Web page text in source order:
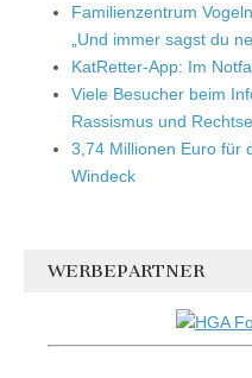
Familienzentrum
„Und immer sagst du
KatRetter-App: Im
Viele Besucher beim
Rassismus und
3,74 Millionen Euro für
Windeck
WERBEPARTNER